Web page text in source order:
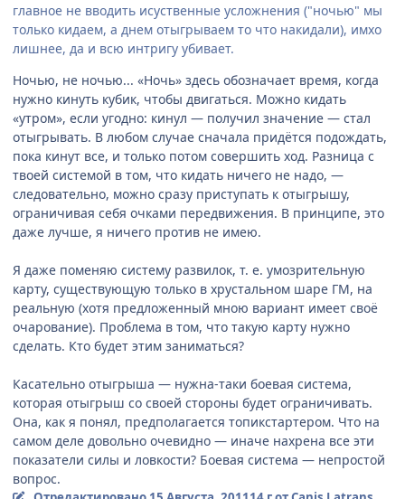
главное не вводить исуственные усложнения ("ночью" мы
только кидаем, а днем отыгрываем то что накидали), имхо
лишнее, да и всю интригу убивает.
Ночью, не ночью... «Ночь» здесь обозначает время, когда
нужно кинуть кубик, чтобы двигаться. Можно кидать
«утром», если угодно: кинул — получил значение — стал
отыгрывать. В любом случае сначала придётся подождать,
пока кинут все, и только потом совершить ход. Разница с
твоей системой в том, что кидать ничего не надо, —
следовательно, можно сразу приступать к отыгрышу,
ограничивая себя очками передвижения. В принципе, это
даже лучше, я ничего против не имею.
Я даже поменяю систему развилок, т. е. умозрительную
карту, существующую только в хрустальном шаре ГМ, на
реальную (хотя предложенный мною вариант имеет своё
очарование). Проблема в том, что такую карту нужно
сделать. Кто будет этим заниматься?
Касательно отыгрыша — нужна-таки боевая система,
которая отыгрыш со своей стороны будет ограничивать.
Она, как я понял, предполагается топикстартером. Что на
самом деле довольно очевидно — иначе нахрена все эти
показатели силы и ловкости? Боевая система — непростой
вопрос.